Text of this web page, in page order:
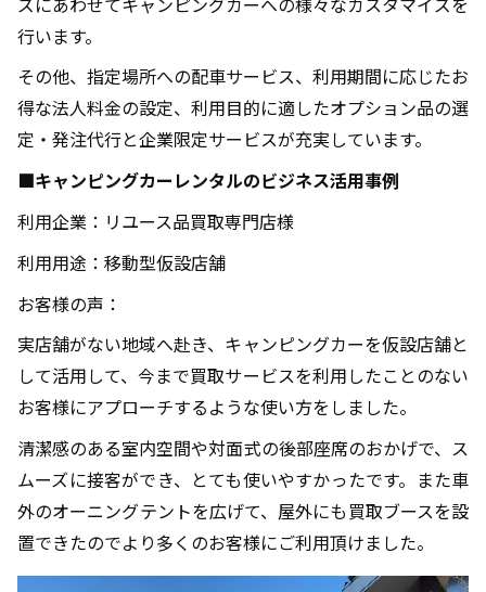
行います。
その他、指定場所への配車サービス、利用期間に応じたお
得な法人料金の設定、利用目的に適したオプション品の選
定・発注代行と企業限定サービスが充実しています。
■キャンピングカーレンタルのビジネス活用事例
利用企業：リユース品買取専門店様
利用用途：移動型仮設店舗
お客様の声：
実店舗がない地域へ赴き、キャンピングカーを仮設店舗と
して活用して、今まで買取サービスを利用したことのない
お客様にアプローチするような使い方をしました。
清潔感のある室内空間や対面式の後部座席のおかげで、ス
ムーズに接客ができ、とても使いやすかったです。また車
外のオーニングテントを広げて、屋外にも買取ブースを設
置できたのでより多くのお客様にご利用頂けました。